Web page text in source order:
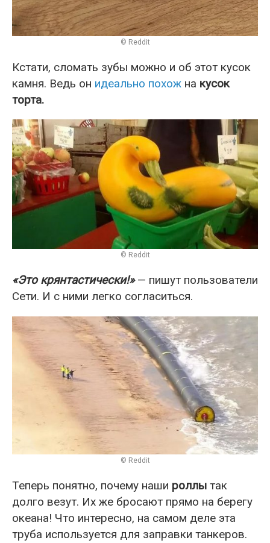
© Reddit
Кстати, сломать зубы можно и об этот кусок
камня. Ведь он идеально похож на кусок
торта.
© Reddit
«Это крянтастически!»— пишут пользователи
Сети. И с ними легко согласиться.
© Reddit
Теперь понятно, почему наши роллы так
долго везут. Их же бросают прямо на берегу
океана! Что интересно, на самом деле эта
труба используется для заправки танкеров.